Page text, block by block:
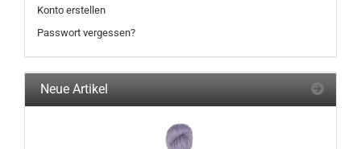
Konto erstellen
Passwort vergessen?
Neue Artikel